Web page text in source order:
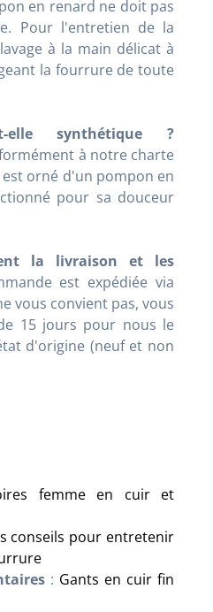
en renard ne doit pas
Pour l'entretien de la
à la main délicat à
la fourrure de toute
synthétique ?
à notre charte
orné d'un pompon en
pour sa douceur
la livraison et les
est expédiée via
vous convient pas, vous
15 jours pour nous le
d'origine (neuf et non
femme en cuir et
conseils pour entretenir
: Gants en cuir fin